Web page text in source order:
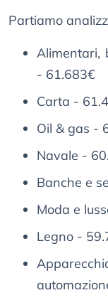
Partiamo
Alimentari,
- 61.683€
Carta -
Oil & gas -
Navale -
Banche e
Moda e
Legno -